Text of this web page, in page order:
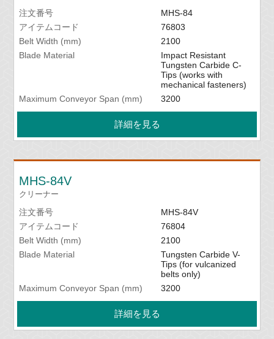
注文番号
MHS-84
アイテムコード
76803
Belt Width (mm)
2100
Blade Material
Impact Resistant
Tungsten Carbide C-
Tips (works with
mechanical fasteners)
Maximum Conveyor Span (mm)
3200
詳細を見る
MHS-84V
クリーナー
注文番号
MHS-84V
アイテムコード
76804
Belt Width (mm)
2100
Blade Material
Tungsten Carbide V-
Tips (for vulcanized
belts only)
Maximum Conveyor Span (mm)
3200
詳細を見る